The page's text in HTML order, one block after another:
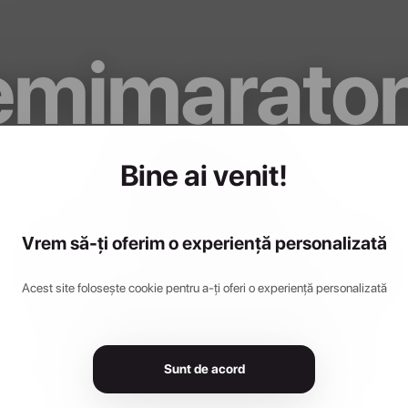
de
din
Bine ai venit!
Vrem să-ți oferim o experiență personalizată
Acest site folosește cookie pentru a-ți oferi o experiență personalizată
Sunt de acord